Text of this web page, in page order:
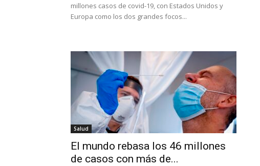
millones casos de covid-19, con Estados Unidos y
Europa como los dos grandes focos...
Salud
El mundo rebasa los 46 millones
de casos con más de...